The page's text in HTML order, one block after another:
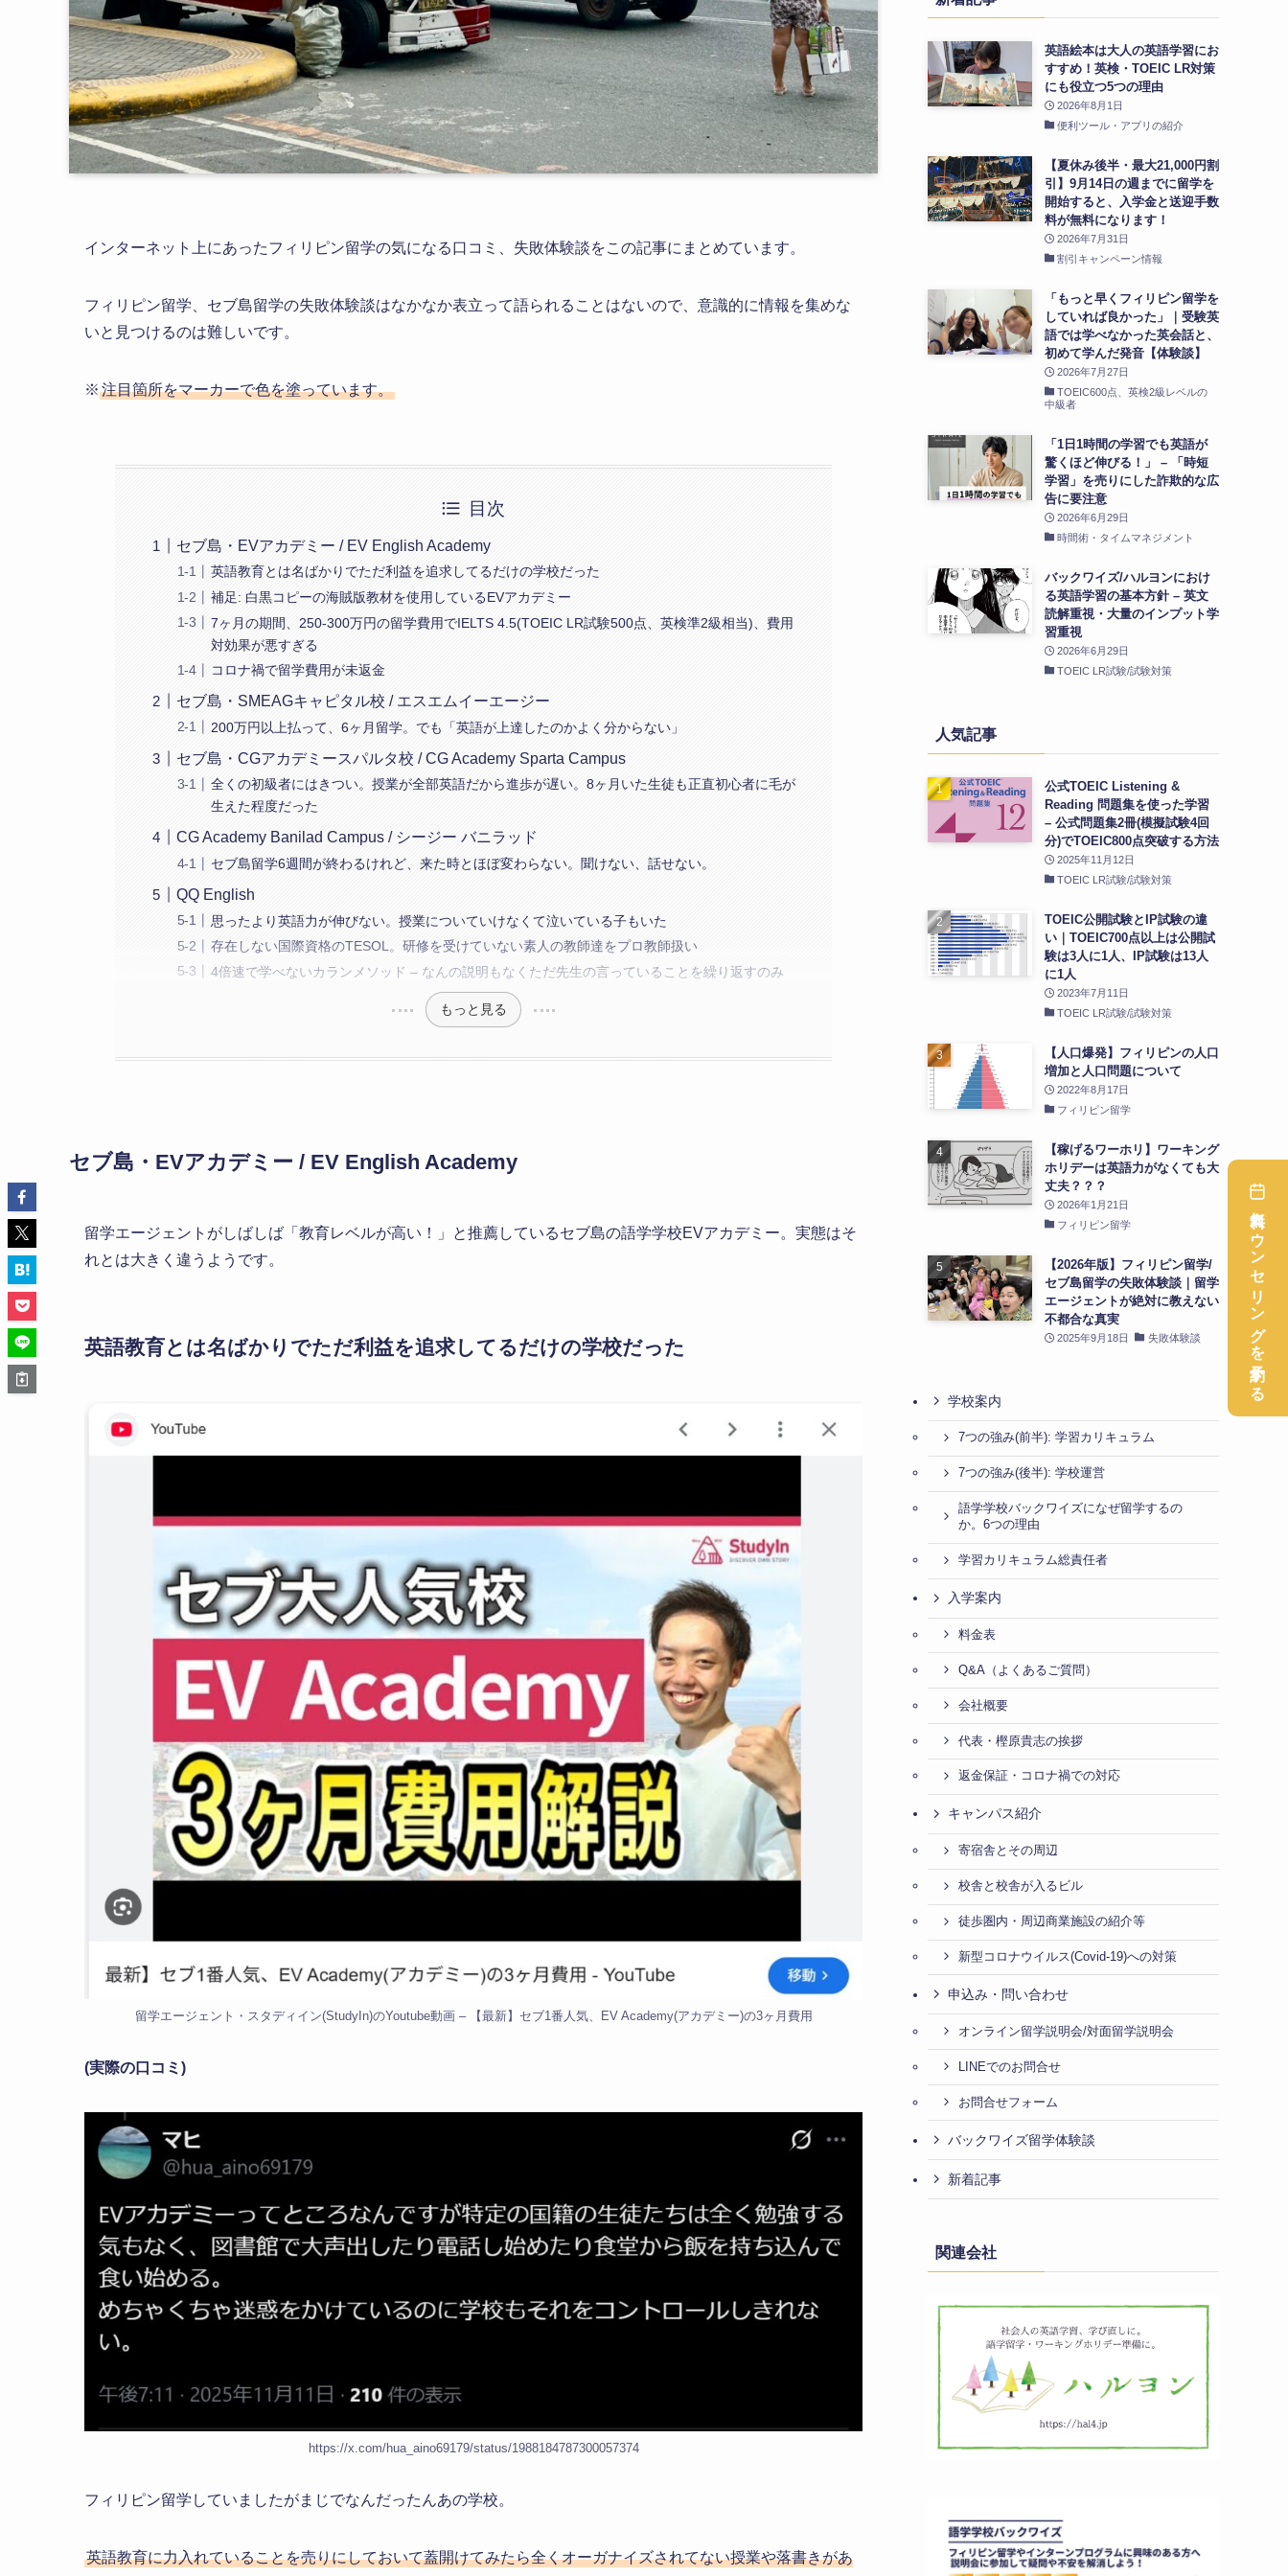
インターネット上にあったフィリピン留学の気になる口コミ、失敗体験談をこの記事にまとめています。
フィリピン留学、セブ島留学の失敗体験談はなかなか表立って語られることはないので、意識的に情報を集めな
いと見つけるのは難しいです。
※ 注目箇所をマーカーで色を塗っています。
目次
セブ島・EVアカデミー / EV English Academy
英語教育とは名ばかりでただ利益を追求してるだけの学校だった
補足: 白黒コピーの海賊版教材を使用しているEVアカデミー
7ヶ月の期間、250-300万円の留学費用でIELTS 4.5(TOEIC LR試験500点、英検準2級相当)、費用
対効果が悪すぎる
コロナ禍で留学費用が未返金
セブ島・SMEAGキャピタル校 / エスエムイーエージー
200万円以上払って、6ヶ月留学。でも「英語が上達したのかよく分からない」
セブ島・CGアカデミースパルタ校 / CG Academy Sparta Campus
全くの初級者にはきつい。授業が全部英語だから進歩が遅い。8ヶ月いた生徒も正直初心者に毛が
生えた程度だった
CG Academy Banilad Campus / シージー バニラッド
セブ島留学6週間が終わるけれど、来た時とほぼ変わらない。聞けない、話せない。
QQ English
思ったより英語力が伸びない。授業についていけなくて泣いている子もいた
存在しない国際資格のTESOL。研修を受けていない素人の教師達をプロ教師扱い
4倍速で学べないカランメソッド – なんの説明もなくただ先生の言っていることを繰り返すのみ
もっと見る
セブ島・EVアカデミー / EV English Academy
留学エージェントがしばしば「教育レベルが高い！」と推薦しているセブ島の語学学校EVアカデミー。実態はそ
れとは大きく違うようです。
英語教育とは名ばかりでただ利益を追求してるだけの学校だった
留学エージェント・スタディイン(StudyIn)のYoutube動画 – 【最新】セブ1番人気、EV Academy(アカデミー)の3ヶ月費用
(実際の口コミ)
https://x.com/hua_aino69179/status/1988184787300057374
フィリピン留学していましたがまじでなんだったんあの学校。
英語教育に力入れていることを売りにしておいて蓋開けてみたら全くオーガナイズされてない授業や落書きがあ
英語絵本は大人の英語学習にお
すすめ！英検・TOEIC LR対策
にも役立つ5つの理由
2026年8月1日
便利ツール・アプリの紹介
【夏休み後半・最大21,000円割
引】9月14日の週までに留学を
開始すると、入学金と送迎手数
料が無料になります！
2026年7月31日
割引キャンペーン情報
「もっと早くフィリピン留学を
していれば良かった」｜受験英
語では学べなかった英会話と、
初めて学んだ発音【体験談】
2026年7月27日
TOEIC600点、英検2級レベルの
中級者
「1日1時間の学習でも英語が
驚くほど伸びる！」 – 「時短
学習」を売りにした詐欺的な広
告に要注意
2026年6月29日
時間術・タイムマネジメント
バックワイズ/ハルヨンにおけ
る英語学習の基本方針 – 英文
読解重視・大量のインプット学
習重視
2026年6月29日
TOEIC LR試験/試験対策
人気記事
公式TOEIC Listening &
Reading 問題集を使った学習
– 公式問題集2冊(模擬試験4回
分)でTOEIC800点突破する方法
2025年11月12日
TOEIC LR試験/試験対策
TOEIC公開試験とIP試験の違
い｜TOEIC700点以上は公開試
験は3人に1人、IP試験は13人
に1人
2023年7月11日
TOEIC LR試験/試験対策
【人口爆発】フィリピンの人口
増加と人口問題について
2022年8月17日
フィリピン留学
【稼げるワーホリ】ワーキング
ホリデーは英語力がなくても大
丈夫？？？
2026年1月21日
フィリピン留学
【2026年版】フィリピン留学/
セブ島留学の失敗体験談｜留学
エージェントが絶対に教えない
不都合な真実
2025年9月18日 失敗体験談
学校案内
7つの強み(前半): 学習カリキュラム
7つの強み(後半): 学校運営
語学学校バックワイズになぜ留学するの
か。6つの理由
学習カリキュラム総責任者
入学案内
料金表
Q&A（よくあるご質問）
会社概要
代表・樫原貴志の挨拶
返金保証・コロナ禍での対応
キャンパス紹介
寄宿舎とその周辺
校舎と校舎が入るビル
徒歩圏内・周辺商業施設の紹介等
新型コロナウイルス(Covid-19)への対策
申込み・問い合わせ
オンライン留学説明会/対面留学説明会
LINEでのお問合せ
お問合せフォーム
バックワイズ留学体験談
新着記事
関連会社
無料カウンセリングを予約する